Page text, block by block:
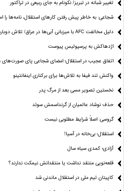
تغییر شبانه در تبریز/ نکونام به جای ربیعی در تراکتور
شجاعی: به خاطر پیش رفتن کارهای استقلال، نامه‌ها را
دلیل مخالفت AFC با میزبانی آبی‌ها در عراق/ تلاش دوباره استقلال
اژدهاکش به پرسپولیس پیوست
اتفاق عجیب در استقلال؛ امضای شجاعی پای صورت‌های مالی ٩ماه پس از
واکنش تند فیفا به تلاش‌ها برای برکناری اینفانتینو
نخستین تصویر مسی بعد از مرگ پدر
حذف نوشاد عالمیان از گرنداسمش سوئد
گروسی: اصلاً شرایط مطلوبی نیست
استقلال؛ بی‌خانه در آسیا!
آزادی؛ کمدی سیاه سال
قلعه‌نویی منتقد نداشت یا منتقدانش نیمکت ندارند؟
کاپیتان تیم ملی در استقلال ماندنی شد